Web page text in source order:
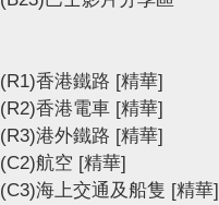
(R1)香港鐵路 [精華]
(R2)香港電車 [精華]
(R3)港外鐵路 [精華]
(C2)航空 [精華]
(C3)海上交通及船隻 [精華]